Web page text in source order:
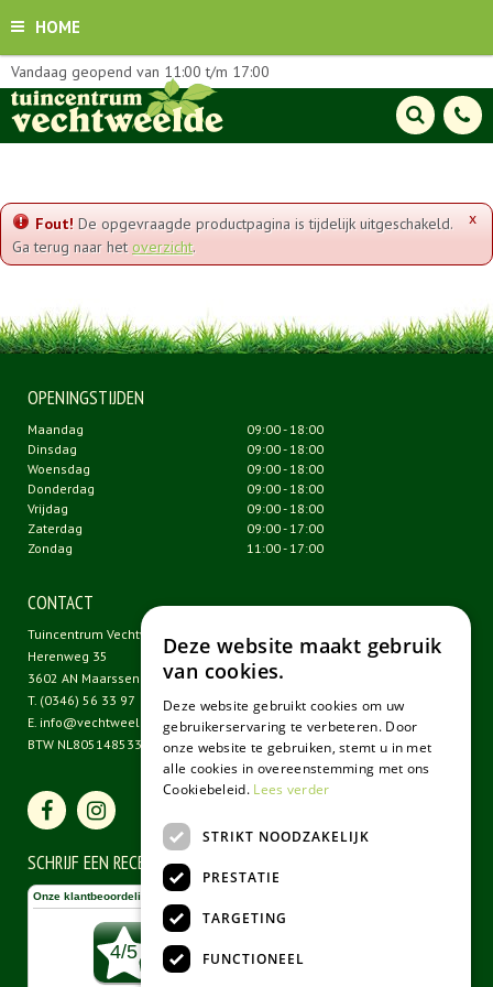
HOME
Vandaag geopend van 11:00 t/m 17:00
x
Fout! De opgevraagde productpagina is tijdelijk uitgeschakeld.
Ga terug naar het overzicht.
OPENINGSTIJDEN
Maandag
09:00 - 18:00
Dinsdag
09:00 - 18:00
Woensdag
09:00 - 18:00
Donderdag
09:00 - 18:00
Vrijdag
09:00 - 18:00
Zaterdag
09:00 - 17:00
Zondag
11:00 - 17:00
CONTACT
Tuincentrum Vechtweelde
Herenweg 35
3602 AN Maarssen
T. (0346) 56 33 97
E. info@vechtweelde.nl
BTW NL805148533B01
SCHRIJF EEN RECENSIE
Deze website maakt gebruik
van cookies.
Deze website gebruikt cookies om uw
gebruikerservaring te verbeteren. Door
onze website te gebruiken, stemt u in met
alle cookies in overeenstemming met ons
Cookiebeleid. Lees verder
STRIKT NOODZAKELIJK
PRESTATIE
TARGETING
FUNCTIONEEL